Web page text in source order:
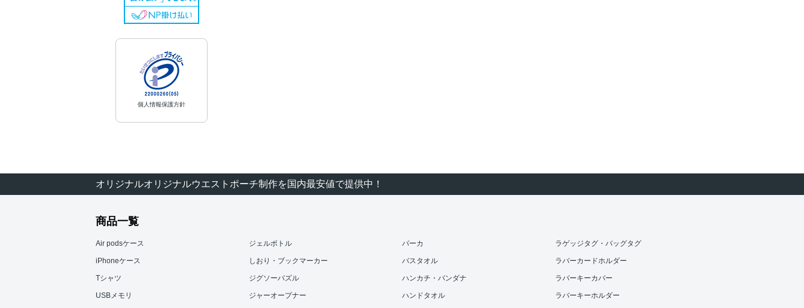
個人情報保護方針
オリジナルオリジナルウエストポーチ制作を国内最安値で提供中！
商品一覧
Air podsケース
iPhoneケース
Tシャツ
USBメモリ
ジェルボトル
しおり・ブックマーカー
ジグソーパズル
ジャーオープナー
パーカ
バスタオル
ハンカチ・バンダナ
ハンドタオル
ラゲッジタグ・バッグタグ
ラバーカードホルダー
ラバーキーカバー
ラバーキーホルダー